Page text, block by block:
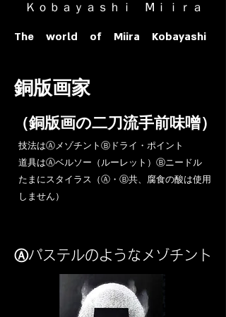
ｏｂａｙａｓｈｉ Ⅿｉｉｒａ​
The world of Miira Kobayashi
​銅版画家
​（銅版画の二刀流手前味噌）
​技法はⒶメゾチントⒷドライ・ポイント
道具はⒶベルソー（ルーレット）Ⓑニードル
​たまにスタイラス（Ⓐ・Ⓑ共、腐食の酸は使用
しません）
Ⓐパステルのようなメゾチント